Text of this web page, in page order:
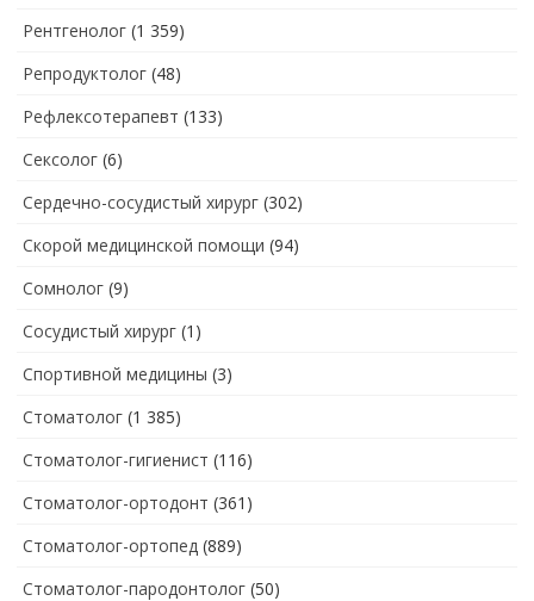
Рентгенолог (1 359)
Репродуктолог (48)
Рефлексотерапевт (133)
Сексолог (6)
Сердечно-сосудистый хирург (302)
Скорой медицинской помощи (94)
Сомнолог (9)
Сосудистый хирург (1)
Спортивной медицины (3)
Стоматолог (1 385)
Стоматолог-гигиенист (116)
Стоматолог-ортодонт (361)
Стоматолог-ортопед (889)
Стоматолог-пародонтолог (50)